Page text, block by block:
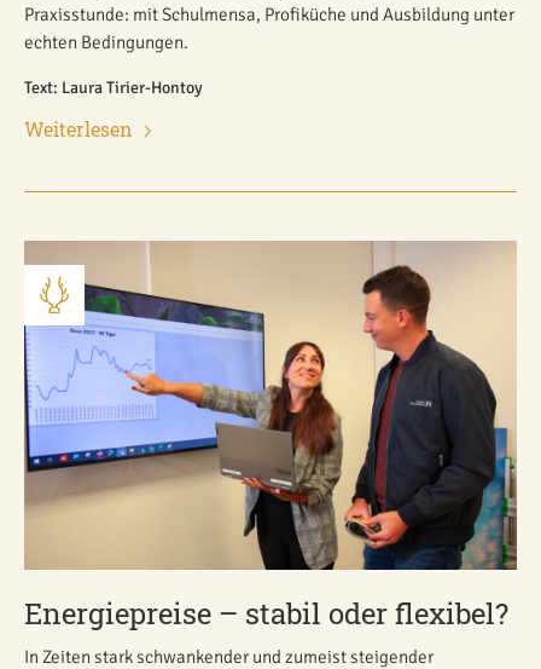
Praxisstunde: mit Schulmensa, Profiküche und Ausbildung unter
echten Bedingungen.
Text: Laura Tirier-Hontoy
Weiterlesen
Energiepreise – stabil oder flexibel?
In Zeiten stark schwankender und zumeist steigender